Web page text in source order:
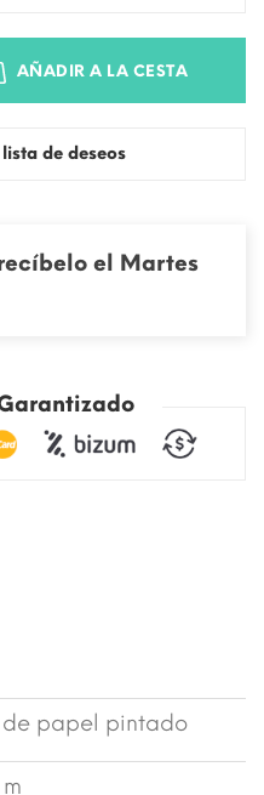
AÑADIR A LA CESTA
de deseos
el Martes
de papel pintado